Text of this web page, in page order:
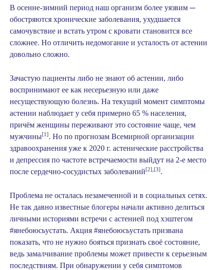
В осенне-зимний период наш организм более уязвим ─
обостряются хронические заболевания, ухудшается
самочувствие и встать утром с кровати становится все
сложнее. Но отличить недомогание и усталость от астении
довольно сложно.
Зачастую пациенты либо не знают об астении, либо
воспринимают ее как несерьезную или даже
несуществующую болезнь. На текущий момент симптомы
астении наблюдает у себя примерно 65 % населения,
причём женщины переживают это состояние чаще, чем
мужчины[1] . Но по прогнозам Всемирной организации
здравоохранения уже к 2020 г. астенические расстройства
и депрессия по частоте встречаемости выйдут на 2-е место
после сердечно-сосудистых заболеваний[2],[3] .
Проблема не осталась незамеченной и в социальных сетях.
Не так давно известные блогеры начали активно делиться
личными историями встречи с астенией под хэштегом
#янебоюсьустать. Акция #янебоюсьустать призвана
показать, что не нужно бояться признать своё состояние,
ведь замалчивание проблемы может привести к серьезным
последствиям. При обнаружении у себя симптомов